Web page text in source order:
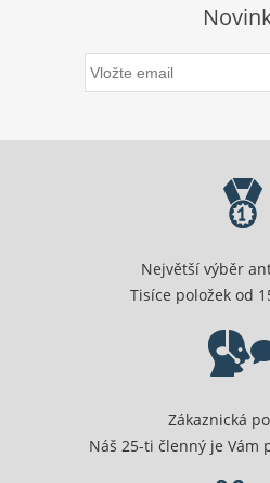
Největší výběr
Tisíce položek od
Zákaznická
Náš 25-ti členný je Vám